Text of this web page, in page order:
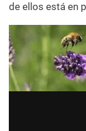
de ellos está en